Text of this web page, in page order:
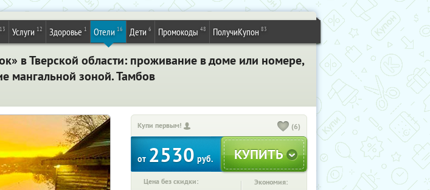
13 Услуги 12 Здоровье 1 Отели 16 Дети 6 Промокоды 48 ПолучиКупон 83
в Тверской области: проживание в доме или номере,
мангальной зоной. Тамбов
Купи первым! (6)
от 2530 руб.
Цена без скидки: Экономия: